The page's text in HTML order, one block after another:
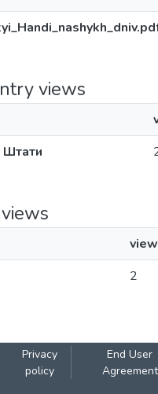
views
Штати
2
Privacy
policy
End User
Agreement